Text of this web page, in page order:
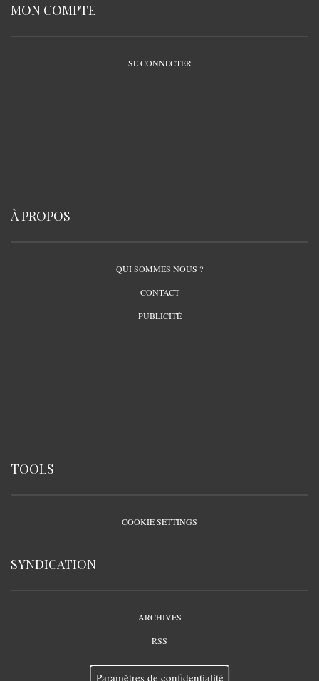
MON COMPTE
SE CONNECTER
À PROPOS
QUI SOMMES NOUS ?
CONTACT
PUBLICITÉ
TOOLS
COOKIE SETTINGS
SYNDICATION
ARCHIVES
RSS
Paramètres de confidentialité